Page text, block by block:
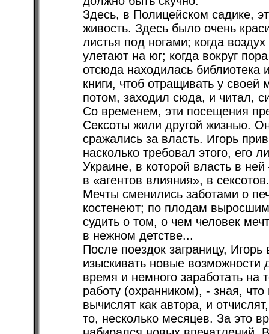
Здесь, в Полицейском садике,
живость. Здесь было очень
листья под ногами; когда
улетают на юг; когда вокруг
отсюда находилась библиотека
книги, чтоб отращивать у
потом, заходил сюда, и читал,
Со временем, эти посещения
Сексоты жили другой жизнью.
сражались за власть. Игорь
насколько требовал этого, его
Украине, в которой власть в
в «агентов влияния», в сексотов.
Мечты сменились заботами о
костенеют; по плодам
судить о том, о чем человек
в нежном детстве...
После поездок заграницу,
изыскивать новые возможности
время и немного заработать на
работу (охранником), - зная,
вычислят как автора, и
то, несколько месяцев. За это